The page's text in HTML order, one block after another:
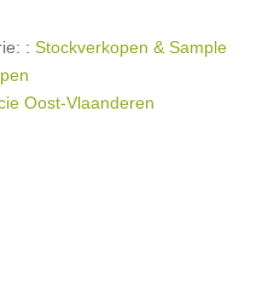
:Stockverkopen & Sample
Oost-Vlaanderen